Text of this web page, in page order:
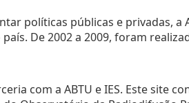
políticas públicas e privadas,
De 2002 a 2009, foram
com a ABTU e IES. Este site